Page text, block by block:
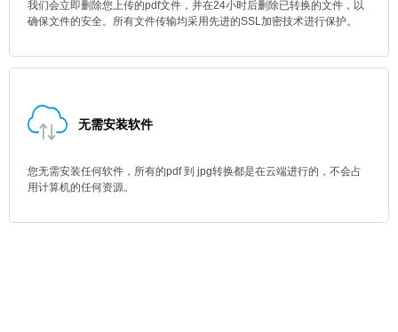
我们会立即删除您上传的pdf文件，并在24小时后删除已转换的文件，以
确保文件的安全。所有文件传输均采用先进的SSL加密技术进行保护。
无需安装软件
您无需安装任何软件，所有的pdf 到 jpg转换都是在云端进行的，不会占
用计算机的任何资源。